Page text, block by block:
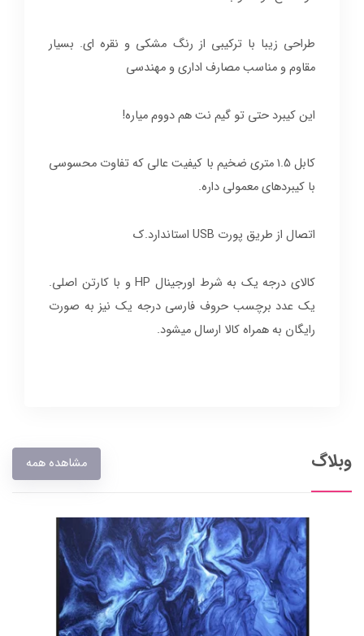
طراحی زیبا با ترکیبی از رنگ مشکی و نقره ای. بسیار
مقاوم و مناسب مصارف اداری و مهندسی
این کیبرد حتی تو گیم نت هم دووم میاره!
کابل 1.5 متری ضخیم با کیفیت عالی که تفاوت محسوسی
با کیبردهای معمولی داره.
اتصال از طریق پورت USB استاندارد.ک
کالای درجه یک به شرط اورجینال HP و با کارتن اصلی.
یک عدد برچسب حروف فارسی درجه یک نیز به صورت
رایگان به همراه کالا ارسال میشود.
وبلاگ مشاهده همه